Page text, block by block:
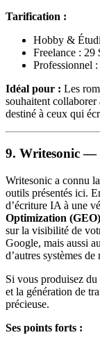
Tarification :
Hobby &
Freelance :
Professionnel
Idéal pour : Les
souhaitent
destiné à ceux qui
9. Writesonic —
Writesonic a connu
outils présentés ici.
d’écriture IA à une
Optimization (GEO)
sur la visibilité de
Google, mais aussi
d’autres systèmes
Si vous produisez
et la génération de
précieuse.
Ses points forts :